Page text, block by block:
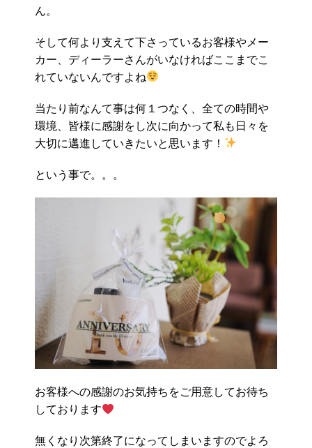
ん。
そして何より支えて下さっているお客様やメー
カー、ディーラーさんがいなければここまでこ
れていないんですよね
当たり前なんて事は何１つなく、全ての時間や
環境、皆様に感謝をし次に向かって私も日々を
大切に邁進していきたいと思います！
という事で。。。
お客様への感謝のお気持ちをご用意してお待ち
しております
無くなり次第終了になってしまいますのでよろ